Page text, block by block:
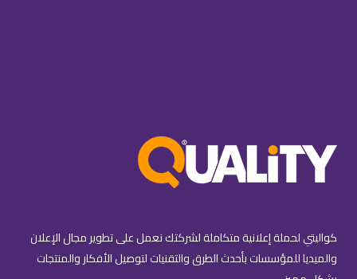
كواليتي لحملة إعلانية متكاملة لشركتك نعمل على تطوير مجال الإعلان
والميديا للمؤسسات بأحدث الطرق والتقنيات لتوصيل الأفكار والمنتجات